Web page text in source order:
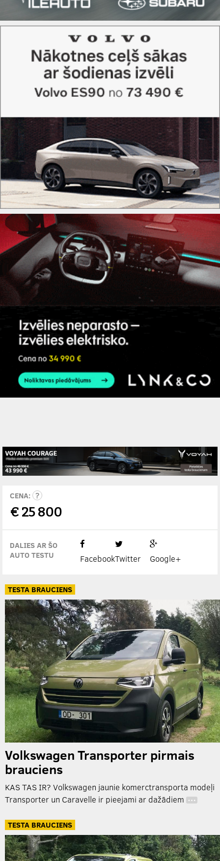
CENA:
€ 25 800
DALIES AR ŠO
AUTO TESTU
FacebookTwitter Google+
TESTA BRAUCIENS
Volkswagen Transporter pirmais
brauciens
KAS TAS IR? Volkswagen jaunie komerctransporta modeļi
Transporter un Caravelle ir pieejami ar dažādiem …
TESTA BRAUCIENS